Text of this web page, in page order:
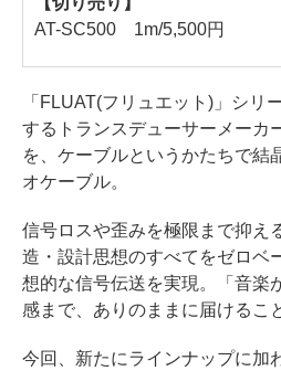
AT-SC500 1m/5,500円
「FLUAT(フリュエット)」シリ
するトランスデューサーメーカ
を、ケーブルというかたちで結
オケーブル。
信号ロスや歪みを極限まで抑え
造・設計思想のすべてをゼロベ
想的な信号伝送を実現。「音楽
感まで、ありのままに届けるこ
今回、新たにラインナップに加